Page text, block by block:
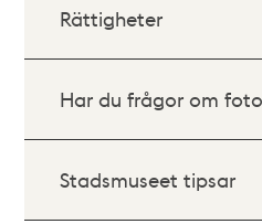
Rättigheter
Har du frågor om
Stadsmuseet tipsar